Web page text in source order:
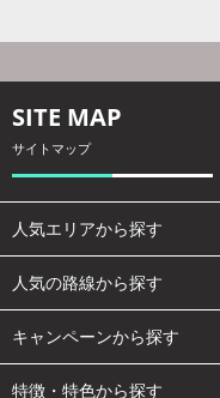
SITE MAP
サイトマップ
人気エリアから探す
人気の路線から探す
キャンペーンから探す
特徴・特色から探す